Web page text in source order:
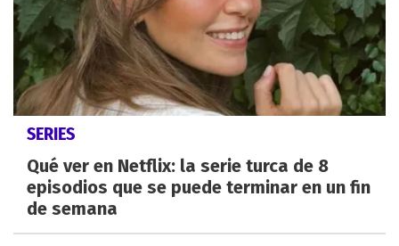
SERIES
Qué ver en Netflix: la serie turca de 8
episodios que se puede terminar en un fin
de semana